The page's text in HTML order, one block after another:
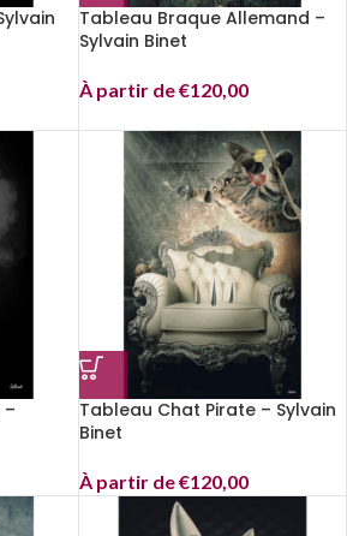
Tableau Braque Allemand –
Sylvain Binet
À partir de€120,00
Tableau Chat Pirate – Sylvain
Binet
À partir de€120,00